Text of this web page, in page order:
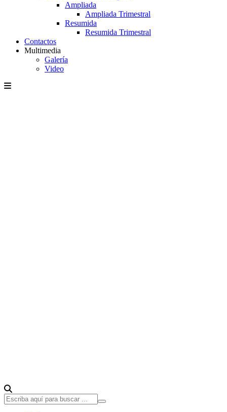
Ampliada
Ampliada Trimestral
Resumida
Resumida Trimestral
Contactos
Multimedia
Galería
Video